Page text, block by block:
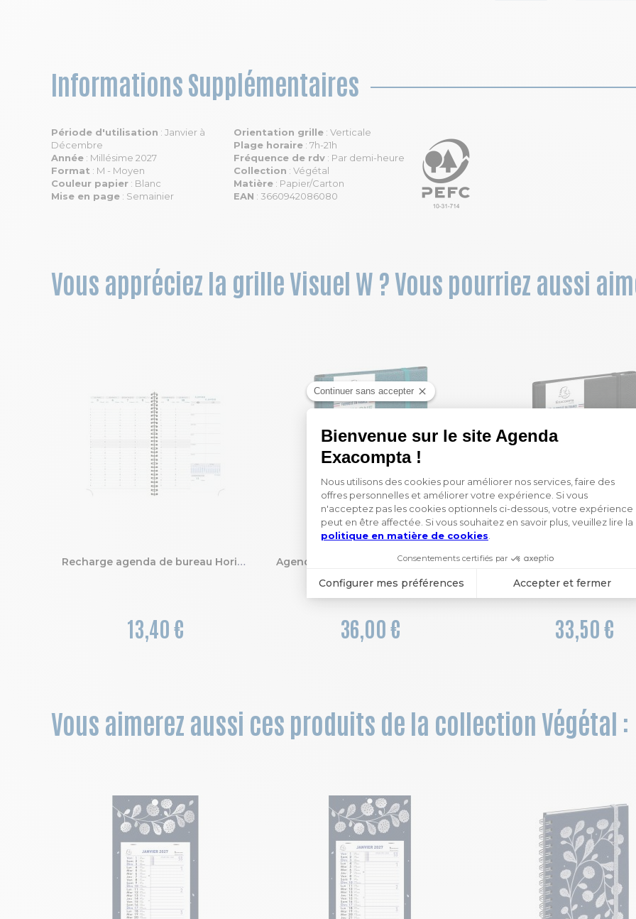
Informations Supplémentaires
Période d'utilisation : Janvier à
Décembre
Année : Millésime 2027
Format : M - Moyen
Couleur papier : Blanc
Mise en page : Semainier
Orientation grille : Verticale
Plage horaire : 7h-21h
Fréquence de rdv : Par demi-heure
Collection : Végétal
Matière : Papier/Carton
EAN : 3660942086080
Vous appréciez la grille Visuel W ? Vous pourriez aussi
Recharge agenda de bureau Horizons 20S spiralé 15 x 21 cm Semainier Janvier à Décembre 2027
13,40 €
Agenda de bureau All in one Horizons 20S Visuel spiralé Sésame 15 x 21 cm Semainier Janvier à Décembre 2027
36,00 € 33,50 €
Vous aimerez aussi ces produits de la collection Végétal :